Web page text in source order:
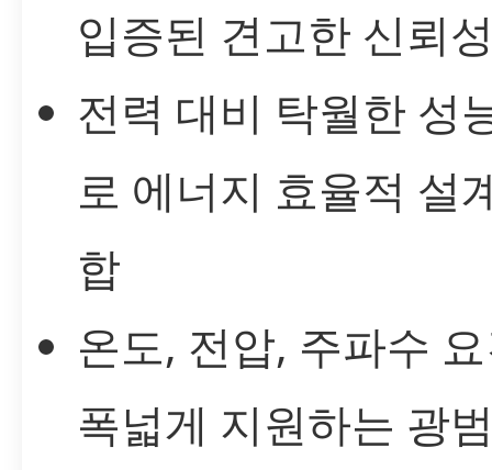
입증된 견고한 신뢰
전력 대비 탁월한 성
로 에너지 효율적 설
합
온도, 전압, 주파수
폭넓게 지원하는 광